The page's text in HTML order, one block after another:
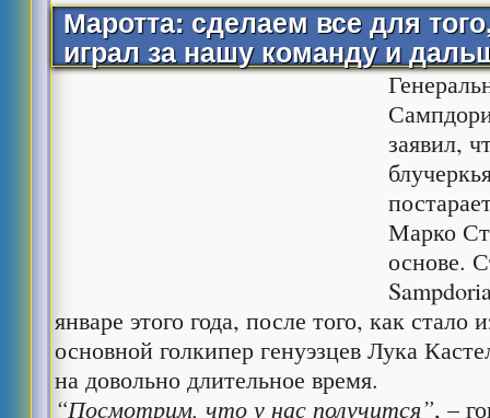
Маротта: сделаем все для
играл за нашу команду и
заявил,
Марко
основе.
январе этого года, после того, как стало
основной голкипер генуэзцев Лука
на довольно длительное время.
“Посмотрим, что у нас получится”, –